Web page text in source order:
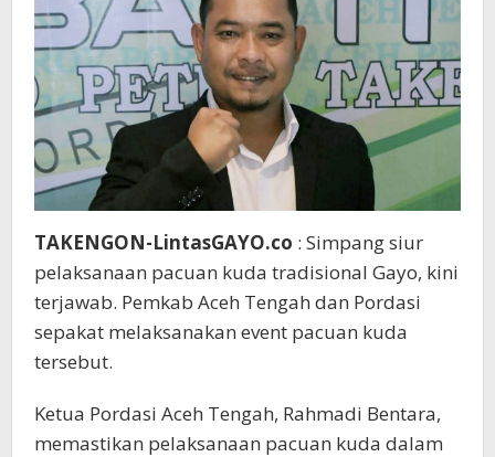
TAKENGON-LintasGAYO.co : Simpang siur
pelaksanaan pacuan kuda tradisional Gayo, kini
terjawab. Pemkab Aceh Tengah dan Pordasi
sepakat melaksanakan event pacuan kuda
tersebut.
Ketua Pordasi Aceh Tengah, Rahmadi Bentara,
memastikan pelaksanaan pacuan kuda dalam